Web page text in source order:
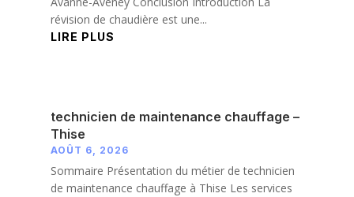
révision de chaudière est une...
LIRE PLUS
technicien de maintenance chauffage –
Thise
AOÛT 6, 2026
Sommaire Présentation du métier de technicien
de maintenance chauffage à Thise Les services